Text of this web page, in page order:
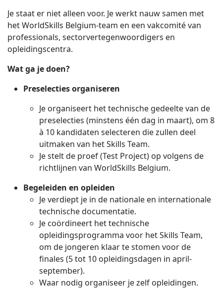
Je staat er niet alleen voor. Je werkt nauw samen met
het WorldSkills Belgium-team en een vakcomité van
professionals, sectorvertegenwoordigers en
opleidingscentra.
Wat ga je doen?
Preselecties organiseren
Je organiseert het technische gedeelte van de
preselecties (minstens één dag in maart), om 8
à 10 kandidaten selecteren die zullen deel
uitmaken van het Skills Team.
Je stelt de proef (Test Project) op volgens de
richtlijnen van WorldSkills Belgium.
Begeleiden en opleiden
Je verdiept je in de nationale en internationale
technische documentatie.
Je coördineert het technische
opleidingsprogramma voor het Skills Team,
om de jongeren klaar te stomen voor de
finales (5 tot 10 opleidingsdagen in april-
september).
Waar nodig organiseer je zelf opleidingen.